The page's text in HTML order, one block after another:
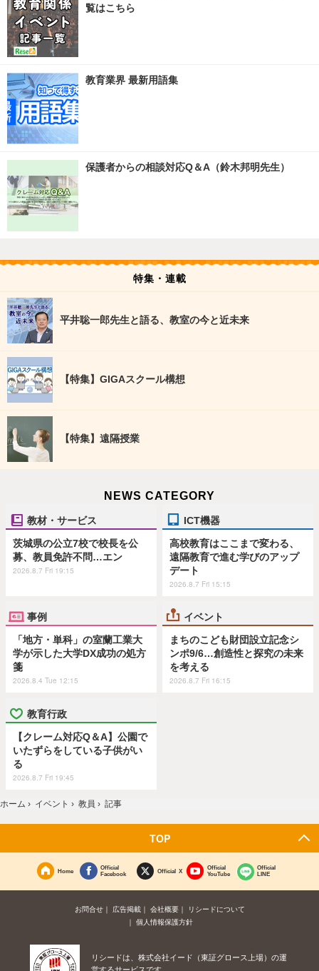
覧はこちら
教育業界 最新用語集
保護者からの相談対応Q＆A（鈴木邦明先生）
特集・連載
平井聡一郎先生と語る、教室の今と近未来
【特集】GIGAスクール構想
【特集】遠隔授業
NEWS CATEGORY
教材・サービス
茨城県の公立7校で校長を公
募、教員免許不問…エン
2026.8.7 Fri 19:15
ICT機器
高校教育はここまで変わる、
遠隔教育で進む学びのアップ
デート
2026.8.7 Fri 15:15
事例
「地方・単科」の室蘭工業大
学が示した大学DX成功の処方
箋
2026.8.4 Tue 12:15
イベント
まちのこども財団設立記念シ
ンポ9/6…創造性と探究の未来
を考える
2026.8.7 Fri 16:15
教育行政
【クレーム対応Q＆A】公園で
いたずらをしている子供がい
る
2026.8.7 Fri 19:45
ホーム › イベント › 教員 › 記事
TOP
Home
Official
Facebook
Official X
Official
YouTube
Official
LINE
お問合せ 広告掲載 会社概要
リシードについて
個人情報保護方針
リシードは、株式会社イード（東証グロース上場）の運